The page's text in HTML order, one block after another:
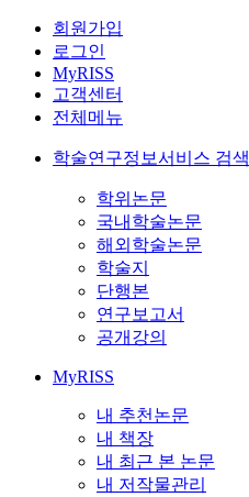
회원가입
로그인
MyRISS
고객센터
전체메뉴
학술연구정보서비스 검색
학위논문
국내학술논문
해외학술논문
학술지
단행본
연구보고서
공개강의
MyRISS
내 추천논문
내 책장
내 최근 본 논문
내 저작물관리